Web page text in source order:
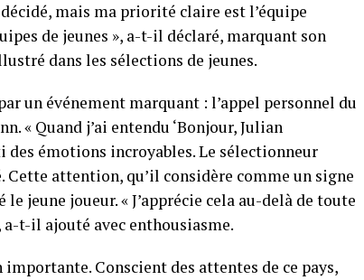
mais ma priorité claire est l’équipe
de jeunes », a-t-il déclaré, marquant son
dans les sélections de jeunes.
un événement marquant : l’appel personnel du
« Quand j’ai entendu ‘Bonjour, Julian
des émotions incroyables. Le sélectionneur
attention, qu’il considère comme un signe
jeune joueur. « J’apprécie cela au-delà de toute
a-t-il ajouté avec enthousiasme.
Conscient des attentes de ce pays,